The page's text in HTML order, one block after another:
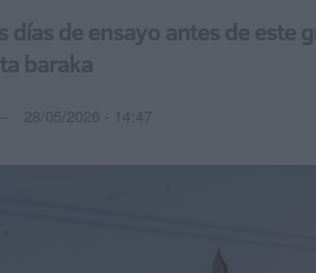
días de ensayo antes de este
baraka
28/05/2026 - 14:47